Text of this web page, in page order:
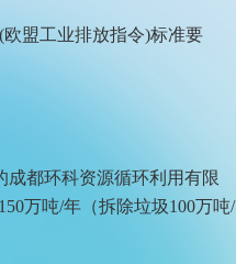
盟工业排放指令)标准要
成都环科资源循环利用有限
万吨/年（拆除垃圾100万吨/